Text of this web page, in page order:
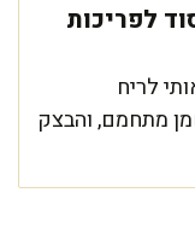
לפריכות
לריח
מתחמם, והבצק